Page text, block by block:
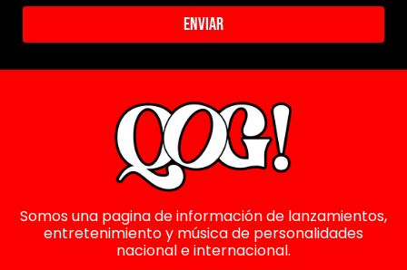
Enviar
Somos una pagina de información de lanzamientos,
entretenimiento y música de personalidades
nacional e internacional.